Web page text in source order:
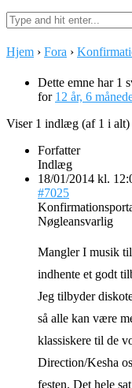
Hjem › Fora ›
Dette emne har 1
for 12 år, 6
Viser 1 indlæg (af 1 i alt)
Forfatter
Indlæg
18/01/2014 kl.
#7025
Nøgleansvarlig
Mangler I musik
indhente et godt
Jeg tilbyder
så alle kan være
klassiskere til de
Direction/Kesha
festen. Det hele